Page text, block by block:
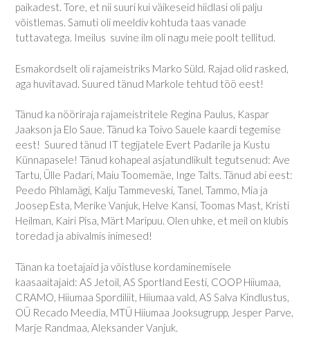
paikadest. Tore, et nii suuri kui väikeseid hiidlasi oli palju
võistlemas. Samuti oli meeldiv kohtuda taas vanade
tuttavatega. Imeilus suvine ilm oli nagu meie poolt tellitud.
Esmakordselt oli rajameistriks Marko Süld. Rajad olid rasked,
aga huvitavad. Suured tänud Markole tehtud töö eest!
Tänud ka nööriraja rajameistritele Regina Paulus, Kaspar
Jaakson ja Elo Saue. Tänud ka Toivo Sauele kaardi tegemise
eest! Suured tänud IT tegijatele Evert Padarile ja Kustu
Künnapasele! Tänud kohapeal asjatundlikult tegutsenud: Ave
Tartu, Ülle Padari, Maiu Toomemäe, Inge Talts. Tänud abi eest:
Peedo Pihlamägi, Kalju Tammeveski, Tanel, Tammo, Mia ja
Joosep Esta, Merike Vanjuk, Helve Kansi, Toomas Mast, Kristi
Heilman, Kairi Pisa, Märt Maripuu. Olen uhke, et meil on klubis
toredad ja abivalmis inimesed!
Tänan ka toetajaid ja võistluse kordaminemisele
kaasaaitajaid: AS Jetoil, AS Sportland Eesti, COOP Hiiumaa,
CRAMO, Hiiumaa Spordiliit, Hiiumaa vald, AS Salva Kindlustus,
OÜ Recado Meedia, MTÜ Hiiumaa Jooksugrupp, Jesper Parve,
Marje Randmaa, Aleksander Vanjuk.